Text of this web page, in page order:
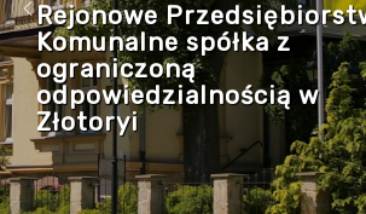
Rejonowe
Komunalne spółka z
ograniczoną
odpowiedzialnością w
Złotoryi